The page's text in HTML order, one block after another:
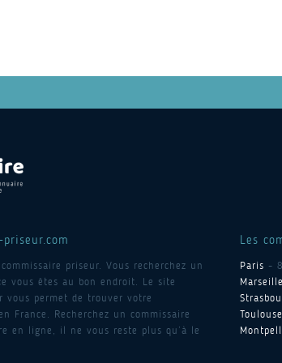
priseur. Vous recherchez un
vous êtes au bon endroit. Le site
vous permet de trouver votre
France. Recherchez un commissaire
en ligne, il ne vous reste plus qu’à le
Les
Paris -
Marseille
Toulouse